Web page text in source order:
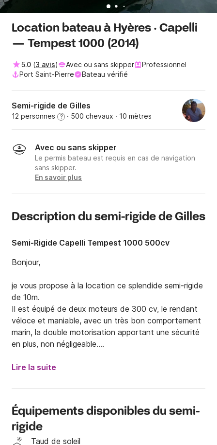
Location bateau à Hyères · Capelli
— Tempest 1000 (2014)
5.0 (3 avis) Avec ou sans skipper
Professionnel
Port Saint-Pierre
Bateau vérifié
Semi-rigide de Gilles
12 personnes ? · 500 chevaux · 10 mètres
Avec ou sans skipper
Le permis bateau est requis en cas de navigation
sans skipper.
En savoir plus
Description du semi-rigide de Gilles
Semi-Rigide Capelli Tempest 1000 500cv
Bonjour,
je vous propose à la location ce splendide semi-rigide
de 10m.
Il est équipé de deux moteurs de 300 cv, le rendant
véloce et maniable, avec un très bon comportement
marin, la double motorisation apportant une sécurité
en plus, non négligeable.
De plus sa taille lui permet d'avoir une cabine avec 2
rigide. Il dispose ainsi de wc et de nombreux
rangement.
Sur l’avant, concept sundeck oblige, on trouve un
immense bain de soleil de presque 4 m2, c'est à dire
l'un des plus grands de la catégorie.
Lire la suite
Équipements disponibles du semi-
rigide
Taud de soleil